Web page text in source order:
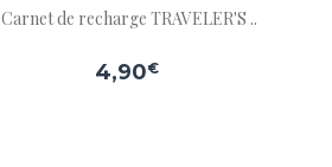
Carnet de recharge TRAVELER'S ..
4,90€